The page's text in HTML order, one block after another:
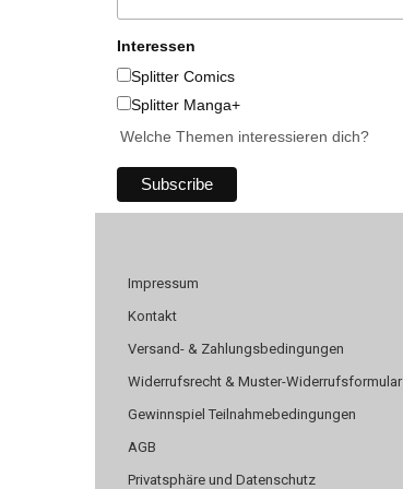
Interessen
Splitter Comics
Splitter Manga+
Welche Themen interessieren dich?
Impressum
Kontakt
Versand- & Zahlungsbedingungen
Widerrufsrecht & Muster-Widerrufsformular
Gewinnspiel Teilnahmebedingungen
AGB
Privatsphäre und Datenschutz